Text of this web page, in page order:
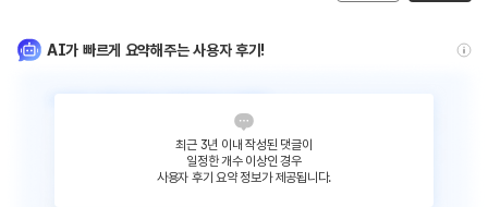
AI가 빠르게 요약해주는 사용자 후기!
최근 3년 이내 작성된 댓글이
일정한 개수 이상인 경우
사용자 후기 요약 정보가 제공됩니다.